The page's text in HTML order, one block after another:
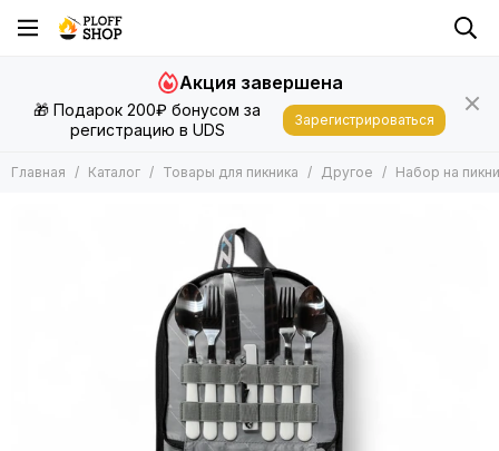
Товары для пикника
Фонари
Палатки Шатры
Другое
🎁 Подарок 200₽ бонусом за
регистрацию в UDS
Акция завершена
Зарегистрироваться
Главная Каталог Товары для пикника Другое Набор на